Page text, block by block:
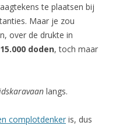
te plaatsen bij
Maar je zou
over de drukte in
doden, toch maar
langs.
complotdenker is, dus